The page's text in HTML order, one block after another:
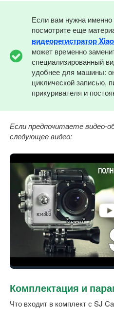
Если вам нужна
посмотрите еще
видеорегистратор
может временно
специализированный
удобнее для машины:
циклической записью,
прикуривателя и
Если предпочитаете видео-
следующее видео:
Комплектация и
Что входит в комплект с SJ